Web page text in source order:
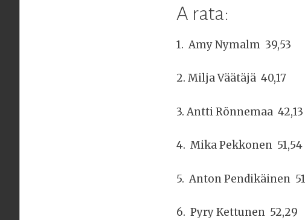
A rata:
1. Amy Nymalm 39,53
2. Milja Väätäjä 40,17
3. Antti Rönnemaa 42,13
4. Mika Pekkonen 51,54
5. Anton Pendikäinen
6. Pyry Kettunen 52,29